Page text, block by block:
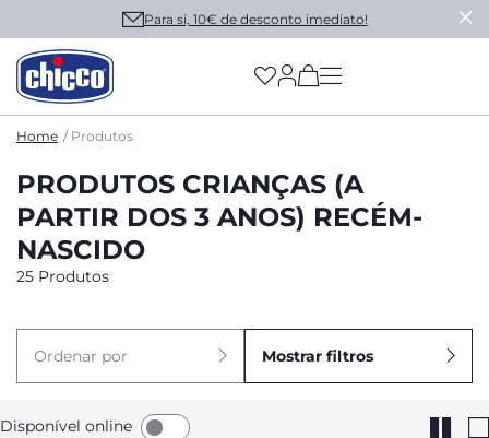
Para si, 10€ de desconto imediato!
(has more options
Home Produtos
PRODUTOS CRIANÇAS (A
PARTIR DOS 3 ANOS) RECÉM-
NASCIDO
25 Produtos
Ordenar por Mostrar filtros
Disponível online